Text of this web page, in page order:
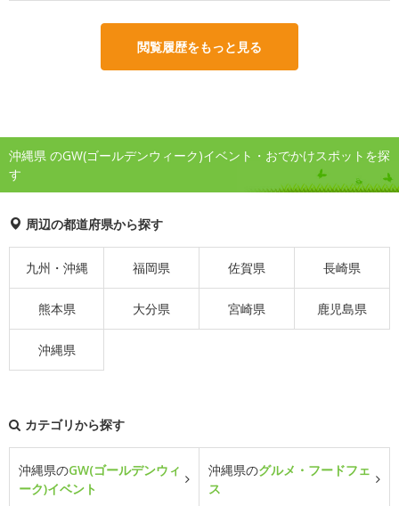
閲覧履歴をもっと見る
沖縄県 のGW(ゴールデンウィーク)イベント・おでかけスポットを探
す
周辺の都道府県から探す
九州・沖縄 福岡県 佐賀県 長崎県
熊本県 大分県 宮崎県 鹿児島県
沖縄県
カテゴリから探す
沖縄県のGW(ゴールデンウィ
ーク)イベント
沖縄県のグルメ・フードフェ
ス